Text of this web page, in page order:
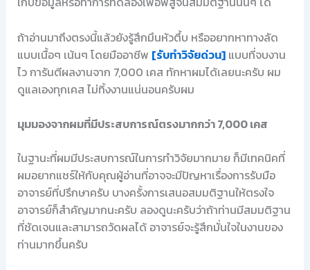
ถ้าอ่านมาถึงตรงนี้แล้วยังรู้สึกมึนหัวตึ้บ หรืออยากหาทางลัด
แบบเนื้อๆ เน้นๆ โดยมืออาชีพ [รับทำวิจัยด่วน]แบบที่จบงาน
ไว การันตีผลงานจาก 7,000 เคส ทักหาผมได้เลยนะครับ ผม
ดูแลเองทุกเคส ไม่ทิ้งงานแน่นอนครับผม
มุมมองจากผมที่มีประสบการณ์ตรงมากกว่า 7,000 เคส
ในฐานะที่ผมมีประสบการณ์ในการทำวิจัยมากมาย ก็มีเทคนิคที่
ผมอยากแชร์ให้กับคุณผู้อ่านที่อาจจะมีปัญหาเรื่องการรับมือ
อาจารย์ที่ปรึกษาครับ บางครั้งการเสนอสมมติฐานให้ตรงใจ
อาจารย์ก็สำคัญมากนะครับ ลองดูนะครับว่าถ้าท่านมีสมมติฐาน
ที่ชัดเจนและสามารถวัดผลได้ อาจารย์จะรู้สึกมั่นใจในงานของ
ท่านมากขึ้นครับ